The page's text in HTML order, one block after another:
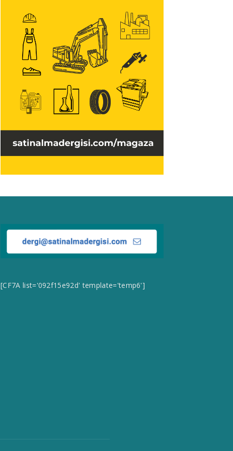
[CF7A list='092f15e92d' template='temp6']